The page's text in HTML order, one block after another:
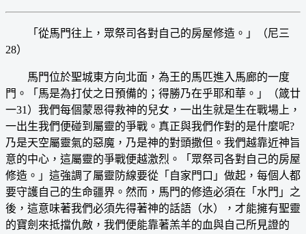
「從馬門往上，眾祭司各對自己的房屋修造。」（尼三
28）
馬門位於聖城東方向北面，為王的馬匹進入馬廊的一度
門。「馬是為打仗之日預備的；得勝乃在乎耶和華。」（箴廿
一31）我們每個蒙恩得救神的兒女，一出生就是生在戰場上，
一出生我們便碰到屬靈的爭戰。真正與我們作對的是什麼呢?
乃是天空屬靈氣的惡魔，乃是神的對頭撒但。我們越靠近神旨
意的中心，這屬靈的爭戰便越激烈。「眾祭司各對自己的房屋
修造。」這強調了屬靈防線要從「自家門口」做起，每個人都
要守護自己的生命疆界。然而，馬門的修造必須在「水門」之
後，這意味著我們必須先得著神的話語（水），才能擁有聖靈
的寶劍來抵擋仇敵，我們便能靠著羔羊的血與自己所見證的